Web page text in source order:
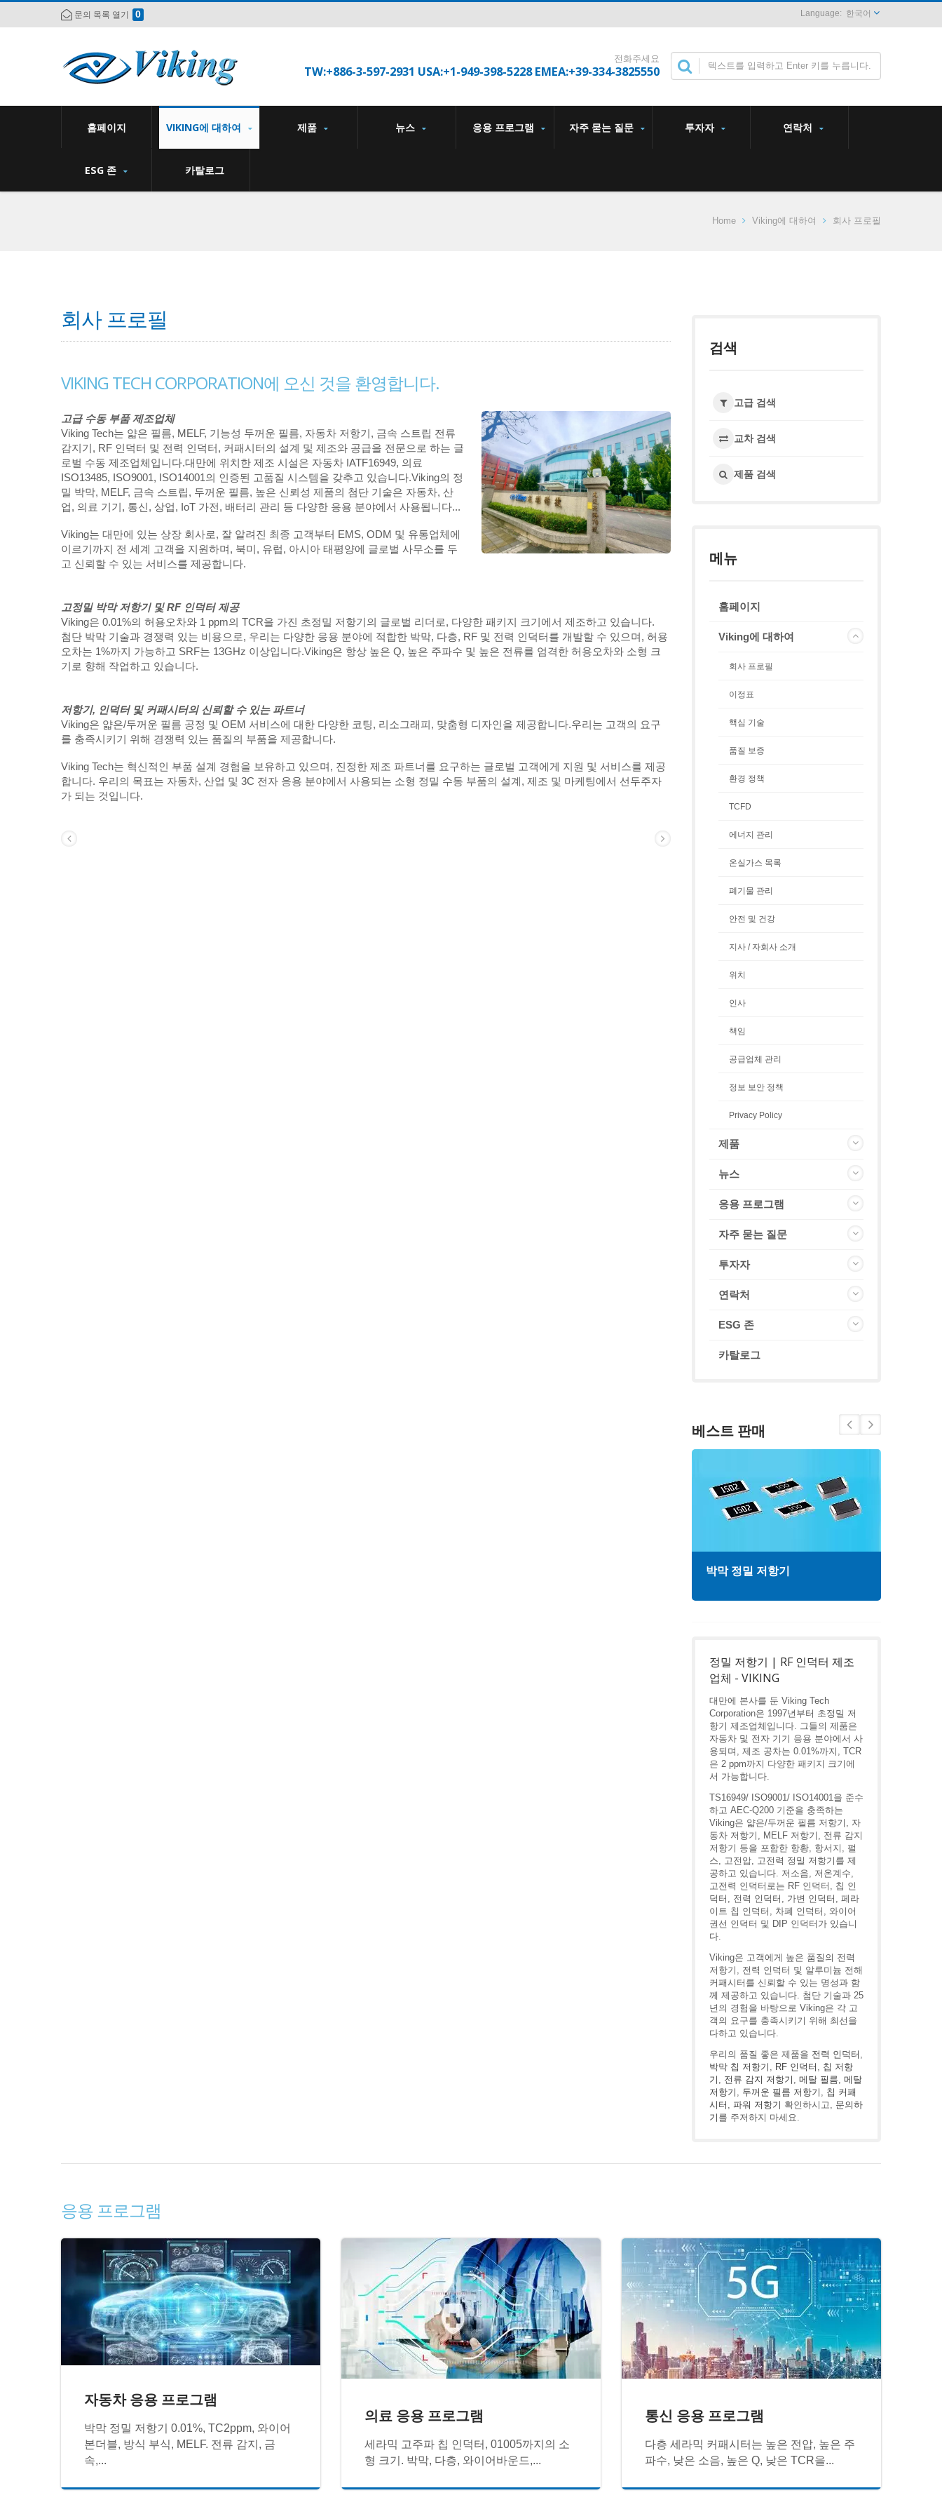
문의 목록 열기 0 한국어
전화주세요
TW:+886-3-597-2931 USA:+1-949-398-5228 EMEA:+39-334-3825550
홈페이지 VIKING에 대하여 제품 뉴스 응용 프로그램 자주 묻는 질문 투자자 연락처
ESG 존 카탈로그
Home Viking에 대하여 회사 프로필
회사 프로필
VIKING TECH CORPORATION에 오신 것을 환영합니다.
고급 수동 부품 제조업체
Viking Tech는 얇은 필름, MELF, 기능성 두꺼운 필름, 자동차 저항기, 금속 스트립 전류
감지기, RF 인덕터 및 전력 인덕터, 커패시터의 설계 및 제조와 공급을 전문으로 하는 글
로벌 수동 제조업체입니다.대만에 위치한 제조 시설은 자동차 IATF16949, 의료
ISO13485, ISO9001, ISO14001의 인증된 고품질 시스템을 갖추고 있습니다.Viking의 정
밀 박막, MELF, 금속 스트립, 두꺼운 필름, 높은 신뢰성 제품의 첨단 기술은 자동차, 산
업, 의료 기기, 통신, 상업, IoT 가전, 배터리 관리 등 다양한 응용 분야에서 사용됩니다...
Viking는 대만에 있는 상장 회사로, 잘 알려진 최종 고객부터 EMS, ODM 및 유통업체에
이르기까지 전 세계 고객을 지원하며, 북미, 유럽, 아시아 태평양에 글로벌 사무소를 두
고 신뢰할 수 있는 서비스를 제공합니다.
고정밀 박막 저항기 및 RF 인덕터 제공
Viking은 0.01%의 허용오차와 1 ppm의 TCR을 가진 초정밀 저항기의 글로벌 리더로, 다양한 패키지 크기에서 제조하고 있습니다.
첨단 박막 기술과 경쟁력 있는 비용으로, 우리는 다양한 응용 분야에 적합한 박막, 다층, RF 및 전력 인덕터를 개발할 수 있으며, 허용
오차는 1%까지 가능하고 SRF는 13GHz 이상입니다.Viking은 항상 높은 Q, 높은 주파수 및 높은 전류를 엄격한 허용오차와 소형 크
기로 향해 작업하고 있습니다.
저항기, 인덕터 및 커패시터의 신뢰할 수 있는 파트너
Viking은 얇은/두꺼운 필름 공정 및 OEM 서비스에 대한 다양한 코팅, 리소그래피, 맞춤형 디자인을 제공합니다.우리는 고객의 요구
를 충족시키기 위해 경쟁력 있는 품질의 부품을 제공합니다.
Viking Tech는 혁신적인 부품 설계 경험을 보유하고 있으며, 진정한 제조 파트너를 요구하는 글로벌 고객에게 지원 및 서비스를 제공
합니다. 우리의 목표는 자동차, 산업 및 3C 전자 응용 분야에서 사용되는 소형 정밀 수동 부품의 설계, 제조 및 마케팅에서 선두주자
가 되는 것입니다.
검색
고급 검색
교차 검색
제품 검색
메뉴
홈페이지
Viking에 대하여
회사 프로필
이정표
핵심 기술
품질 보증
환경 정책
TCFD
에너지 관리
온실가스 목록
폐기물 관리
안전 및 건강
지사 / 자회사 소개
위치
인사
책임
공급업체 관리
정보 보안 정책
Privacy Policy
제품
뉴스
응용 프로그램
자주 묻는 질문
투자자
연락처
ESG 존
카탈로그
베스트 판매
박막 정밀 저항기
정밀 저항기 | RF 인덕터 제조
업체 - VIKING
대만에 본사를 둔 Viking Tech
Corporation은 1997년부터 초정밀 저
항기 제조업체입니다. 그들의 제품은
자동차 및 전자 기기 응용 분야에서 사
용되며, 제조 공차는 0.01%까지, TCR
은 2 ppm까지 다양한 패키지 크기에
서 가능합니다.
TS16949/ ISO9001/ ISO14001을 준수
하고 AEC-Q200 기준을 충족하는
Viking은 얇은/두꺼운 필름 저항기, 자
동차 저항기, MELF 저항기, 전류 감지
저항기 등을 포함한 항황, 항서지, 펄
스, 고전압, 고전력 정밀 저항기를 제
공하고 있습니다. 저소음, 저온계수,
고전력 인덕터로는 RF 인덕터, 칩 인
덕터, 전력 인덕터, 가변 인덕터, 페라
이트 칩 인덕터, 차폐 인덕터, 와이어
권선 인덕터 및 DIP 인덕터가 있습니
다.
Viking은 고객에게 높은 품질의 전력
저항기, 전력 인덕터 및 알루미늄 전해
커패시터를 신뢰할 수 있는 명성과 함
께 제공하고 있습니다. 첨단 기술과 25
년의 경험을 바탕으로 Viking은 각 고
객의 요구를 충족시키기 위해 최선을
다하고 있습니다.
우리의 품질 좋은 제품을 전력 인덕터 ,
박막 칩 저항기 , RF 인덕터 , 칩 저항
기 , 전류 감지 저항기 , 메탈 필름, 메탈
저항기 , 두꺼운 필름 저항기 , 칩 커패
시터 , 파워 저항기 확인하시고, 문의하
기 를 주저하지 마세요.
응용 프로그램
자동차 응용 프로그램
박막 정밀 저항기 0.01%, TC2ppm, 와이어
본더블, 방식 부식, MELF. 전류 감지, 금
속,...
의료 응용 프로그램
세라믹 고주파 칩 인덕터, 01005까지의 소
형 크기. 박막, 다층, 와이어바운드,...
통신 응용 프로그램
다층 세라믹 커패시터는 높은 전압, 높은 주
파수, 낮은 소음, 높은 Q, 낮은 TCR을...